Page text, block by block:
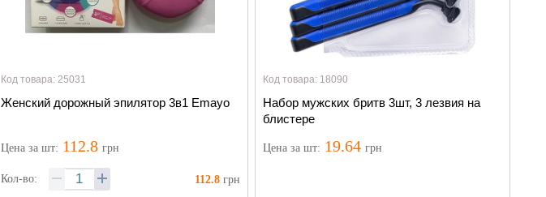
Код товара: 25031
Женский дорожный эпилятор 3в1 Emayo
Ценаза шт: 112.8 грн
Кол-во: 112.8 грн
Код товара: 18090
Набор мужских бритв 3шт, 3 лезвия на
блистере
Ценаза шт: 19.64 грн